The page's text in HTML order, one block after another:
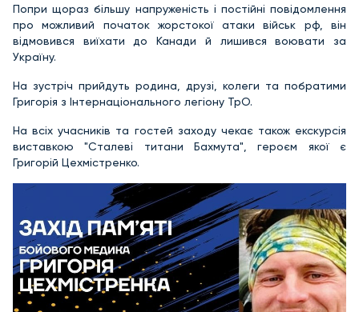
Попри щораз більшу напруженість і постійні повідомлення
про можливий початок жорстокої атаки військ рф, він
відмовився виїхати до Канади й лишився воювати за
Україну.
На зустріч прийдуть родина, друзі, колеги та побратими
Григорія з Інтернаціонального легіону ТрО.
На всіх учасників та гостей заходу чекає також екскурсія
виставкою "Сталеві титани Бахмута", героєм якої є
Григорій Цехмістренко.